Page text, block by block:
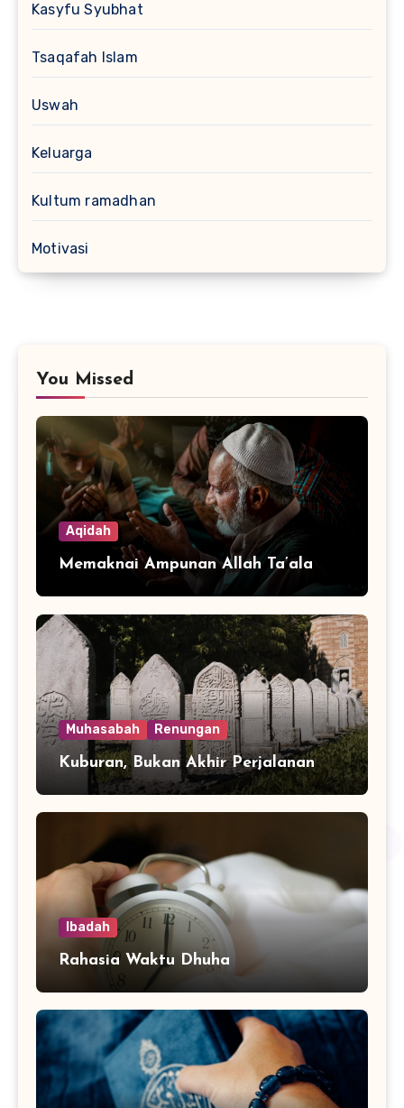
Kasyfu Syubhat
Tsaqafah Islam
Uswah
Keluarga
Kultum ramadhan
Motivasi
You Missed
Aqidah
Memaknai Ampunan Allah Ta’ala
Muhasabah Renungan
Kuburan, Bukan Akhir Perjalanan
Ibadah
Rahasia Waktu Dhuha